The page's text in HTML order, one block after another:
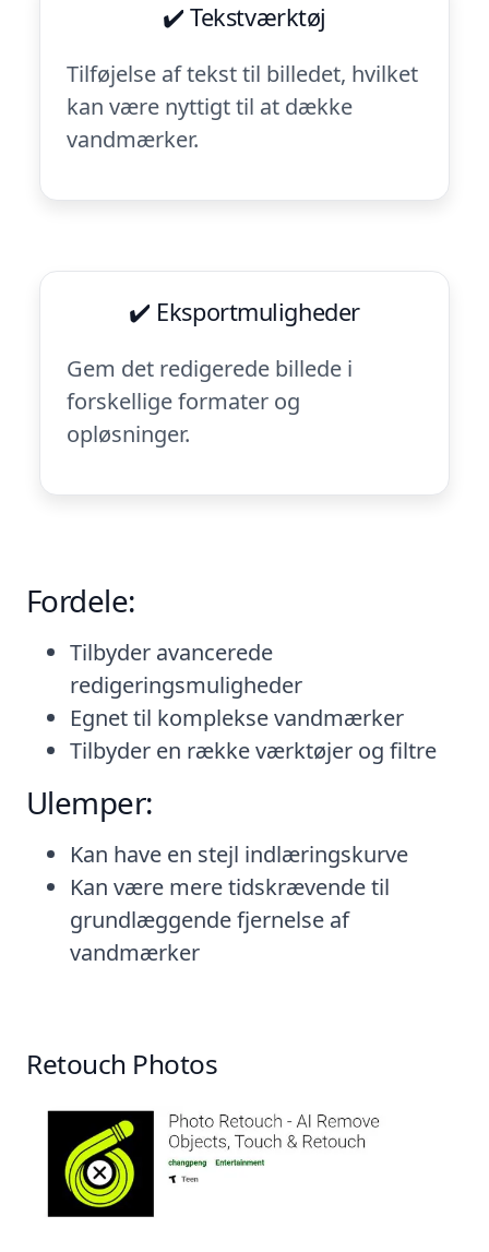
✔️ Tekstværktøj
Tilføjelse af tekst til billedet, hvilket
kan være nyttigt til at dække
vandmærker.
✔️ Eksportmuligheder
Gem det redigerede billede i
forskellige formater og
opløsninger.
Fordele:
Tilbyder avancerede
redigeringsmuligheder
Egnet til komplekse vandmærker
Tilbyder en række værktøjer og filtre
Ulemper:
Kan have en stejl indlæringskurve
Kan være mere tidskrævende til
grundlæggende fjernelse af
vandmærker
Retouch Photos